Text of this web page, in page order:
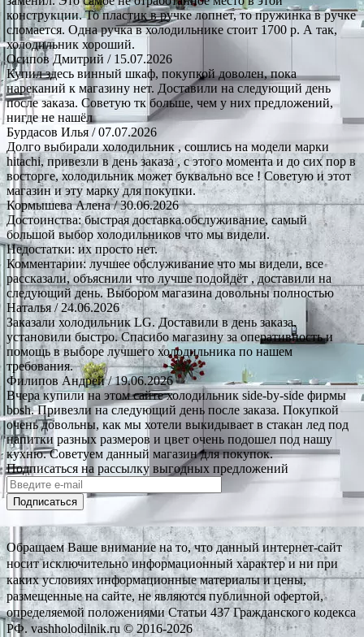
конструкции. То пластик в ручке лопнет, то пружинка в ручке
сломается. Одна ручка в холодильнике стоит 1700 р. А так,
холодильник хороший.
Осипов Дмитрий / 15.07.2026
Купил здесь винный шкаф, покупкой доволен, пока
нареканий к магазину нет. Доставили на следующий день
после заказа. Советую тк больше, чем у них предложений,
нигде не нашёл
Бурдасов Илья / 07.07.2026
Долго выбирали холодильник , сошлись на модели марки
hitachi, привезли в день заказа , с этого момента и до сих пор в
восторге, холодильник может буквально все ! Советую и этот
магазин и эту марку для покупки.
Кормышева Алена/ 30.06.2026
Достоинства: быстрая доставка.обслуживание, самый
большой выбор холодильников что мы видели.
Недостатки: их просто нет.
Комментарии: лучшее обслуживание что мы видели, все
рассказали, объяснили что лучше подойдёт , доставили на
следующий день. Выбором магазина довольны полностью
Наталья/ 24.06.2026
Заказали холодильник LG. Доставили в день заказа,
установили быстро. Спасибо магазину за оперативность и
помощь в выборе лучшего холодильника по нашем
требования.
Филипов Андрей/ 19.06.2026
Вчера купили на этом сайте холодильник side-by-side фирмы
bosh. Привезли на следующий день после заказа. Покупкой
очень довольны, как мы хотели выкидывает в стакан лед под
напитки разных размеров и цвет очень подошел под нашу
кухню. Советуем данный магазин для покупок.
Подписаться на рассылку выгодных предложений
Подписаться
Обращаем Ваше внимание на то, что данный интернет-сайт
носит исключительно информационный характер и ни при
каких условиях информационные материалы и цены,
размещенные на сайте, не являются публичной офертой,
определяемой положениями Статьи 437 Гражданского кодекса
РФ. vashholodilnik.ru © 2016-2026